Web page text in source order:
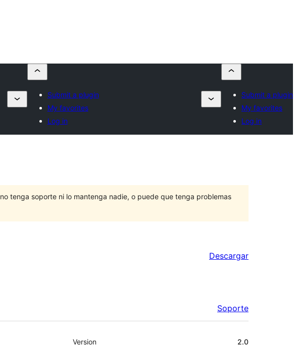
Submit a plugin
My favorites
Log in
Submit a plugin
My favorites
Log in
tenga soporte ni lo mantenga nadie, o puede que tenga problemas
Descargar
Soporte
Meta
Version 2.0